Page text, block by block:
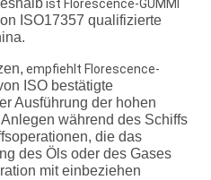
ist Florescence-GUMMI
ISO17357 qualifizierte
empfiehlt Florescence-
ISO bestätigte
Ausführung der hohen
während des Schiffs
die das
des Öls oder des Gases
mit einbeziehen